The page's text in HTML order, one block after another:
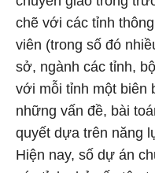
chẽ với các tỉnh
viên (trong số đó
sở, ngành các tỉnh,
với mỗi tỉnh một biên
những vấn đề, bài
quyết dựa trên năng
Hiện nay, số dự án